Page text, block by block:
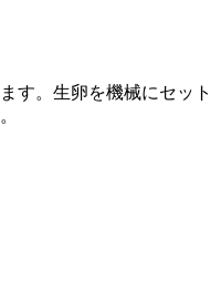
す。生卵を機械にセット